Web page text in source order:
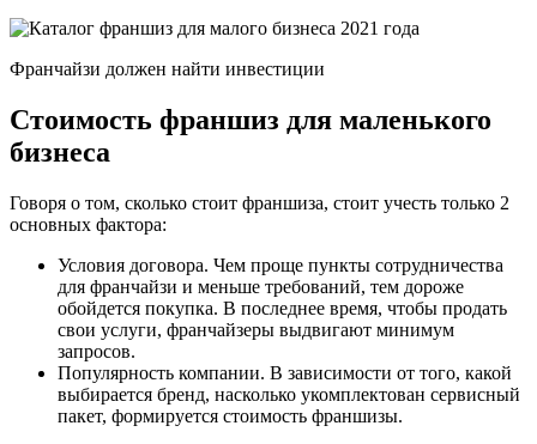
Франчайзи должен найти инвестиции
Стоимость франшиз для маленького
бизнеса
Говоря о том, сколько стоит франшиза, стоит учесть только 2
основных фактора:
Условия договора. Чем проще пункты сотрудничества
для франчайзи и меньше требований, тем дороже
обойдется покупка. В последнее время, чтобы продать
свои услуги, франчайзеры выдвигают минимум
запросов.
Популярность компании. В зависимости от того, какой
выбирается бренд, насколько укомплектован сервисный
пакет, формируется стоимость франшизы.